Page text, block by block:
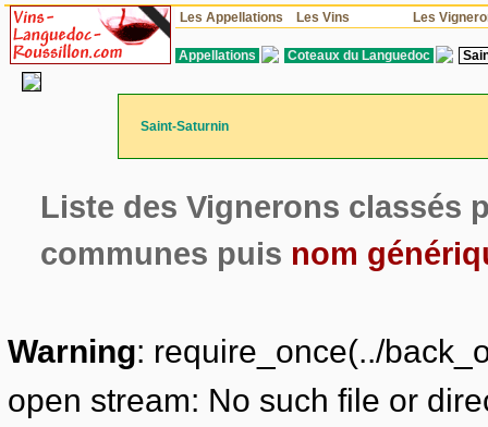
Les Appellations Les Vins Les
Appellations Coteaux du Languedoc
Saint-Saturnin
Liste des Vignerons classés
communes puis nom
Warning: require_once(../
open stream: No such file or